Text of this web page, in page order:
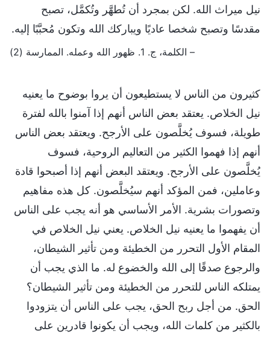
نيل ميراث الله. لكن بمجرد أن تُطهَّر وتُكمَّل، تصبح
مقدسًا وتصبح شخصا عاديًا ويباركك الله وتكون مُحبَّبًا إليه.
– الكلمة، ج. 1. ظهور الله وعمله. الممارسة (2)
كثيرون من الناس لا يستطيعون أن يروا بوضوح ما يعنيه
نيل الخلاص. يعتقد بعض الناس أنهم إذا آمنوا بالله لفترة
طويلة، فسوف يُخلَّصون على الأرجح. ويعتقد بعض الناس
أنهم إذا فهموا الكثير من التعاليم الروحية، فسوف
يُخلَّصون على الأرجح. ويعتقد البعض أنهم إذا أصبحوا قادة
وعاملين، فمن المؤكد أنهم سيُخلَّصون. كل هذه مفاهيم
وتصورات بشرية. الأمر الأساسي هو أنه يجب على الناس
أن يفهموا ما يعنيه نيل الخلاص. يعني نيل الخلاص في
المقام الأول التحرر من الخطيئة ومن تأثير الشيطان،
والرجوع صدقًا إلى الله والخضوع له. ما الذي يجب أن
يمتلكه الناس للتحرر من الخطيئة ومن تأثير الشيطان؟
الحق. من أجل ربح الحق، يجب على الناس أن يتزودوا
بالكثير من كلمات الله، ويجب أن يكونوا قادرين على